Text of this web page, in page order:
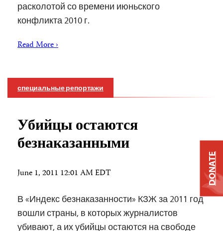
расколотой со времени июньского
конфликта 2010 г.
Read More ›
специальные репортажи
Убийцы остаются
безнаказанными
June 1, 2011 12:01 AM EDT
В «Индекс безнаказанности» КЗЖ за 2011 год
вошли страны, в которых журналистов
убивают, а их убийцы остаются на свободе
DONATE